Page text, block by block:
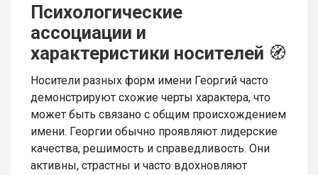
Психологические
ассоциации и
характеристики носителей 🧭
Носители разных форм имени Георгий часто
демонстрируют схожие черты характера, что
может быть связано с общим происхождением
имени. Георгии обычно проявляют лидерские
качества, решимость и справедливость. Они
активны, страстны и часто вдохновляют